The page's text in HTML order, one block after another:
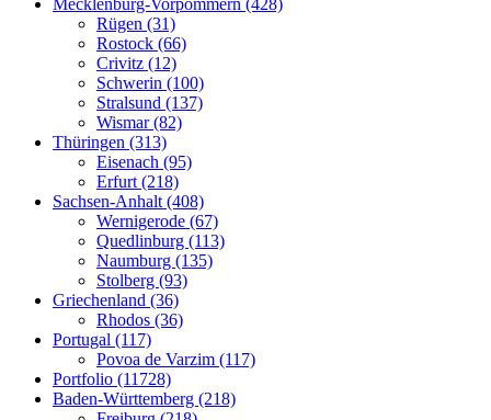
Mecklenburg-Vorpommern (428)
Rügen (31)
Rostock (66)
Crivitz (12)
Schwerin (100)
Stralsund (137)
Wismar (82)
Thüringen (313)
Eisenach (95)
Erfurt (218)
Sachsen-Anhalt (408)
Wernigerode (67)
Quedlinburg (113)
Naumburg (135)
Stolberg (93)
Griechenland (36)
Rhodos (36)
Portugal (117)
Povoa de Varzim (117)
Portfolio (11728)
Baden-Württemberg (218)